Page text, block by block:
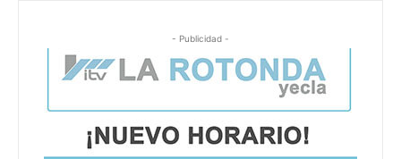
- Publicidad -